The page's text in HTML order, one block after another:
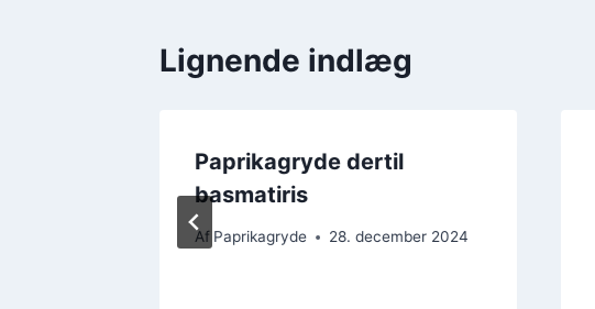
Lignende indlæg
Paprikagryde dertil
basmatiris
Af Paprikagryde 28. december 2024